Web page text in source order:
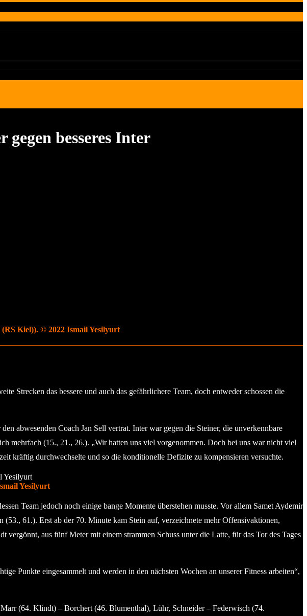
besseres Inter
Kiel)). © 2022 Ismail Yesilyurt
Strecken das bessere und auch das gefährlichere Team, doch entweder schossen die
abwesenden Coach Jan Sell vertrat. Inter war gegen die Steiner, die unverkennbare
mehrfach (15., 21., 26.). „Wir hatten uns viel vorgenommen. Doch bei uns war nicht viel
kräftig durchwechselte und so die konditionelle Defizite zu kompensieren versuchte.
Yesilyurt
Team jedoch noch einige bange Momente überstehen musste. Vor allem Samet Aydemir
61.). Erst ab der 70. Minute kam Stein auf, verzeichnete mehr Offensivaktionen,
aus fünf Meter mit einem strammen Schuss unter die Latte, für das Tor des Tages
Punkte eingesammelt und werden in den nächsten Wochen an unserer Fitness arbeiten“,
(64. Klindt) – Borchert (46. Blumenthal), Lühr, Schneider – Federwisch (74.